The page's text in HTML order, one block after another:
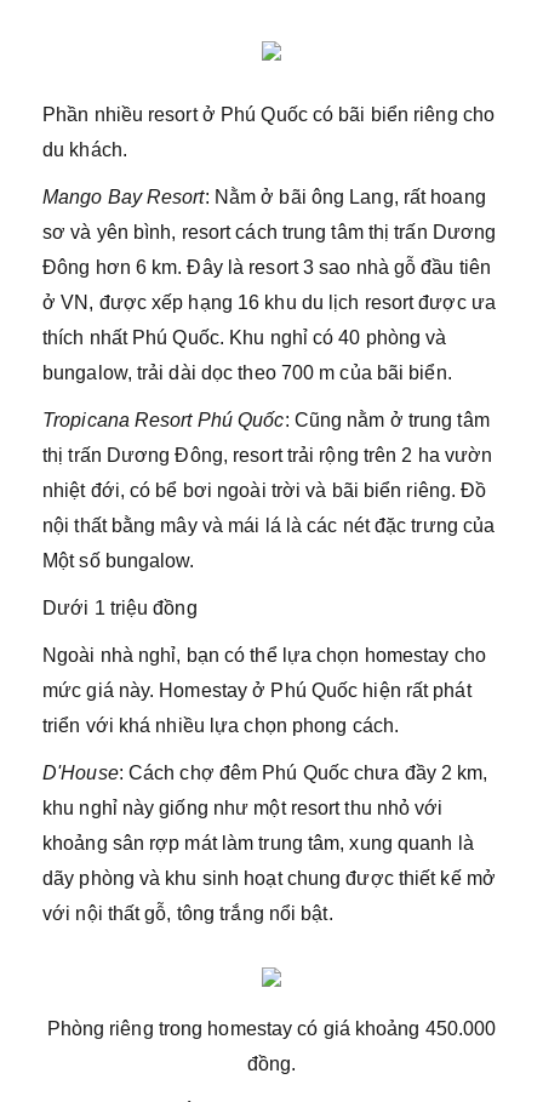
Phần nhiều resort ở Phú Quốc có bãi biển riêng cho
du khách.
Mango Bay Resort: Nằm ở bãi ông Lang, rất hoang
sơ và yên bình, resort cách trung tâm thị trấn Dương
Đông hơn 6 km. Đây là resort 3 sao nhà gỗ đầu tiên
ở VN, được xếp hạng 16 khu du lịch resort được ưa
thích nhất Phú Quốc. Khu nghỉ có 40 phòng và
bungalow, trải dài dọc theo 700 m của bãi biển.
Tropicana Resort Phú Quốc: Cũng nằm ở trung tâm
thị trấn Dương Đông, resort trải rộng trên 2 ha vườn
nhiệt đới, có bể bơi ngoài trời và bãi biển riêng. Đồ
nội thất bằng mây và mái lá là các nét đặc trưng của
Một số bungalow.
Dưới 1 triệu đồng
Ngoài nhà nghỉ, bạn có thể lựa chọn homestay cho
mức giá này. Homestay ở Phú Quốc hiện rất phát
triển với khá nhiều lựa chọn phong cách.
D'House: Cách chợ đêm Phú Quốc chưa đầy 2 km,
khu nghỉ này giống như một resort thu nhỏ với
khoảng sân rợp mát làm trung tâm, xung quanh là
dãy phòng và khu sinh hoạt chung được thiết kế mở
với nội thất gỗ, tông trắng nổi bật.
Phòng riêng trong homestay có giá khoảng 450.000
đồng.